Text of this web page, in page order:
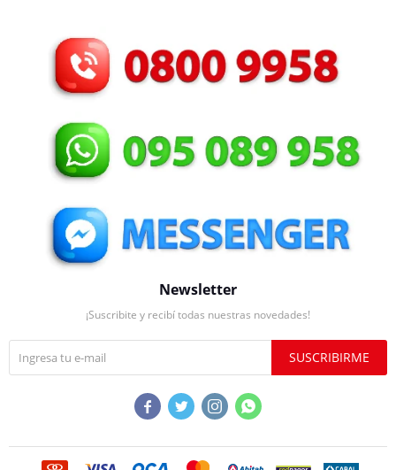
Newsletter
¡Suscribite y recibí todas nuestras novedades!
SUSCRIBIRME
   